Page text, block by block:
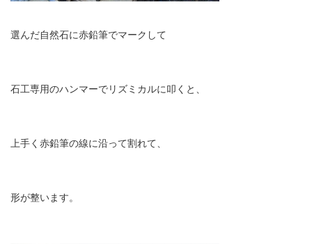
選んだ自然石に赤鉛筆でマークして
石工専用のハンマーでリズミカルに叩くと、
上手く赤鉛筆の線に沿って割れて、
形が整います。